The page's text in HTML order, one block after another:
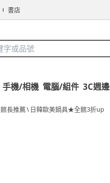
書店
手機/相機 電腦/組件 3C週邊
館長推薦\ 日韓歐美鍋具★全館3折up